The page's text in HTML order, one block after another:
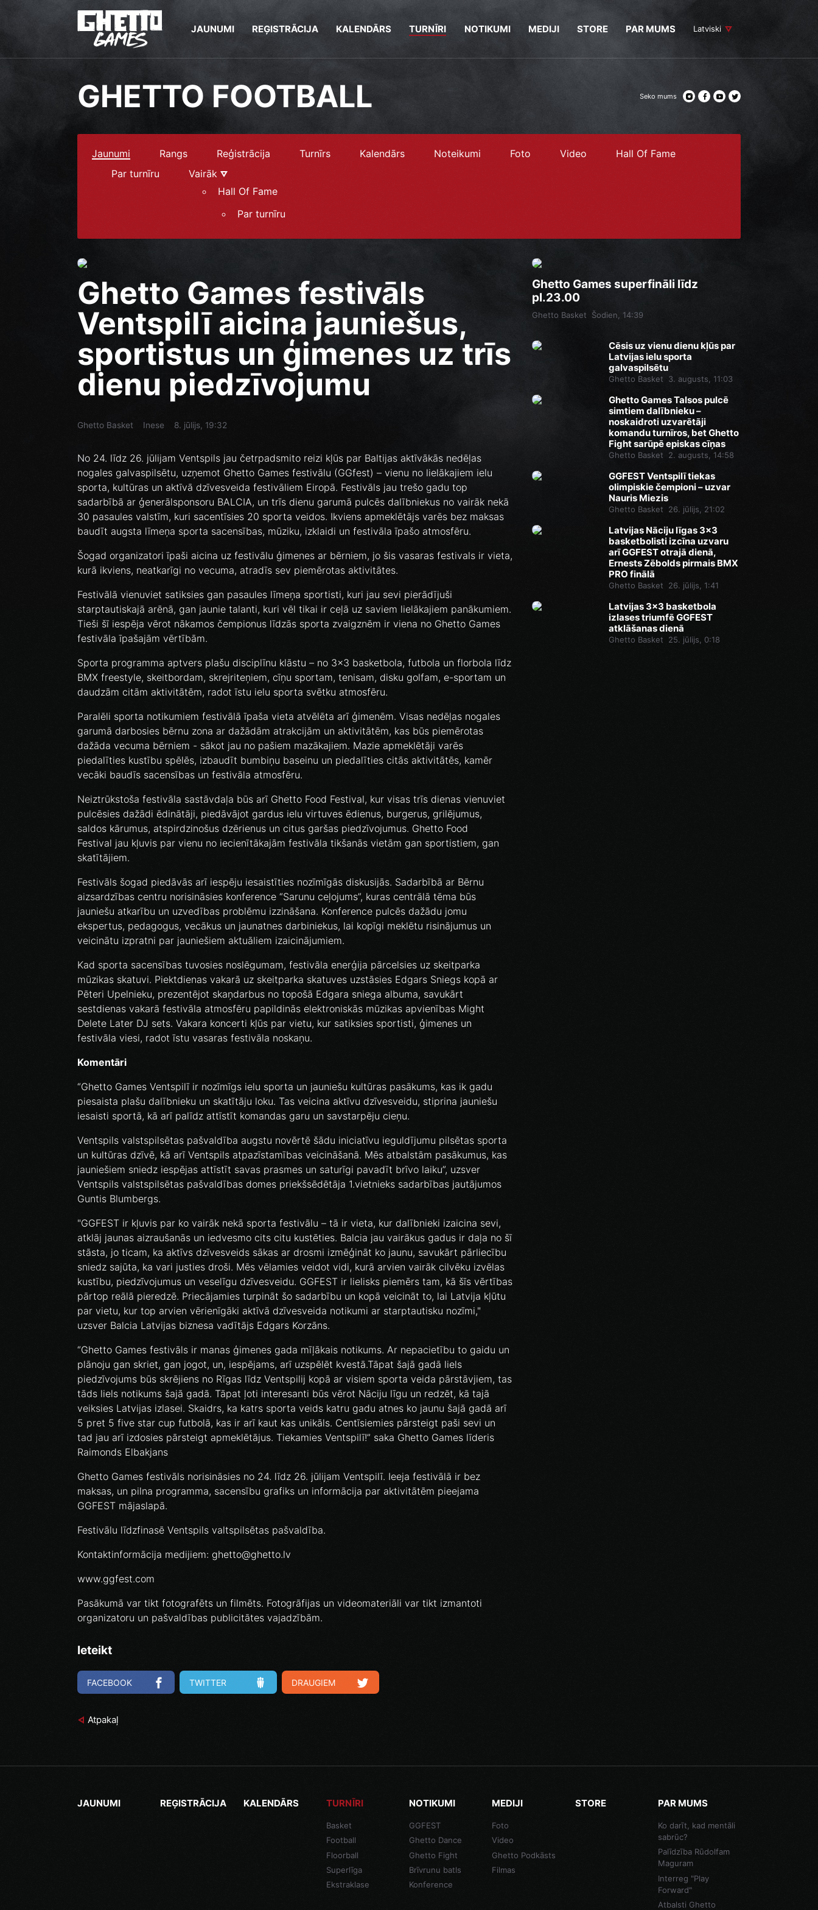
JAUNUMI REĢISTRĀCIJA KALENDĀRS TURNĪRI NOTIKUMI MEDIJI STORE PAR MUMS Latviski
GHETTO FOOTBALL Seko mums
Jaunumi Rangs Reģistrācija Turnīrs Kalendārs Noteikumi Foto Video
Hall Of Fame
Par turnīru
Vairāk
Hall Of Fame
Par turnīru
Ghetto Games festivāls
Ventspilī aicina jauniešus,
sportistus un ģimenes uz trīs
dienu piedzīvojumu
Ghetto Basket Inese 8. jūlijs, 19:32
No 24. līdz 26. jūlijam Ventspils jau četrpadsmito reizi kļūs par Baltijas aktīvākās nedēļas
nogales galvaspilsētu, uzņemot Ghetto Games festivālu (GGfest) – vienu no lielākajiem ielu
sporta, kultūras un aktīvā dzīvesveida festivāliem Eiropā. Festivāls jau trešo gadu top
sadarbībā ar ģenerālsponsoru BALCIA, un trīs dienu garumā pulcēs dalībniekus no vairāk nekā
30 pasaules valstīm, kuri sacentīsies 20 sporta veidos. Ikviens apmeklētājs varēs bez maksas
baudīt augsta līmeņa sporta sacensības, mūziku, izklaidi un festivāla īpašo atmosfēru.
Šogad organizatori īpaši aicina uz festivālu ģimenes ar bērniem, jo šis vasaras festivals ir vieta,
kurā ikviens, neatkarīgi no vecuma, atradīs sev piemērotas aktivitātes.
Festivālā vienuviet satiksies gan pasaules līmeņa sportisti, kuri jau sevi pierādījuši
starptautiskajā arēnā, gan jaunie talanti, kuri vēl tikai ir ceļā uz saviem lielākajiem panākumiem.
Tieši šī iespēja vērot nākamos čempionus līdzās sporta zvaigznēm ir viena no Ghetto Games
festivāla īpašajām vērtībām.
Sporta programma aptvers plašu disciplīnu klāstu – no 3x3 basketbola, futbola un florbola līdz
BMX freestyle, skeitbordam, skrejriteņiem, cīņu sportam, tenisam, disku golfam, e-sportam un
daudzām citām aktivitātēm, radot īstu ielu sporta svētku atmosfēru.
Paralēli sporta notikumiem festivālā īpaša vieta atvēlēta arī ģimenēm. Visas nedēļas nogales
garumā darbosies bērnu zona ar dažādām atrakcijām un aktivitātēm, kas būs piemērotas
dažāda vecuma bērniem - sākot jau no pašiem mazākajiem. Mazie apmeklētāji varēs
piedalīties kustību spēlēs, izbaudīt bumbiņu baseinu un piedalīties citās aktivitātēs, kamēr
vecāki baudīs sacensības un festivāla atmosfēru.
Neiztrūkstoša festivāla sastāvdaļa būs arī Ghetto Food Festival, kur visas trīs dienas vienuviet
pulcēsies dažādi ēdinātāji, piedāvājot gardus ielu virtuves ēdienus, burgerus, grilējumus,
saldos kārumus, atspirdzinošus dzērienus un citus garšas piedzīvojumus. Ghetto Food
Festival jau kļuvis par vienu no iecienītākajām festivāla tikšanās vietām gan sportistiem, gan
skatītājiem.
Festivāls šogad piedāvās arī iespēju iesaistīties nozīmīgās diskusijās. Sadarbībā ar Bērnu
aizsardzības centru norisināsies konference “Sarunu ceļojums”, kuras centrālā tēma būs
jauniešu atkarību un uzvedības problēmu izzināšana. Konference pulcēs dažādu jomu
ekspertus, pedagogus, vecākus un jaunatnes darbiniekus, lai kopīgi meklētu risinājumus un
veicinātu izpratni par jauniešiem aktuāliem izaicinājumiem.
Kad sporta sacensības tuvosies noslēgumam, festivāla enerģija pārcelsies uz skeitparka
mūzikas skatuvi. Piektdienas vakarā uz skeitparka skatuves uzstāsies Edgars Sniegs kopā ar
Pēteri Upelnieku, prezentējot skaņdarbus no topošā Edgara sniega albuma, savukārt
sestdienas vakarā festivāla atmosfēru papildinās elektroniskās mūzikas apvienības Might
Delete Later DJ sets. Vakara koncerti kļūs par vietu, kur satiksies sportisti, ģimenes un
festivāla viesi, radot īstu vasaras festivāla noskaņu.
Komentāri
“Ghetto Games Ventspilī ir nozīmīgs ielu sporta un jauniešu kultūras pasākums, kas ik gadu
piesaista plašu dalībnieku un skatītāju loku. Tas veicina aktīvu dzīvesveidu, stiprina jauniešu
iesaisti sportā, kā arī palīdz attīstīt komandas garu un savstarpēju cieņu.
Ventspils valstspilsētas pašvaldība augstu novērtē šādu iniciatīvu ieguldījumu pilsētas sporta
un kultūras dzīvē, kā arī Ventspils atpazīstamības veicināšanā. Mēs atbalstām pasākumus, kas
jauniešiem sniedz iespējas attīstīt savas prasmes un saturīgi pavadīt brīvo laiku”, uzsver
Ventspils valstspilsētas pašvaldības domes priekšsēdētāja 1.vietnieks sadarbības jautājumos
Guntis Blumbergs.
"GGFEST ir kļuvis par ko vairāk nekā sporta festivālu – tā ir vieta, kur dalībnieki izaicina sevi,
atklāj jaunas aizraušanās un iedvesmo cits citu kustēties. Balcia jau vairākus gadus ir daļa no šī
stāsta, jo ticam, ka aktīvs dzīvesveids sākas ar drosmi izmēģināt ko jaunu, savukārt pārliecību
sniedz sajūta, ka vari justies droši. Mēs vēlamies veidot vidi, kurā arvien vairāk cilvēku izvēlas
kustību, piedzīvojumus un veselīgu dzīvesveidu. GGFEST ir lielisks piemērs tam, kā šīs vērtības
pārtop reālā pieredzē. Priecājamies turpināt šo sadarbību un kopā veicināt to, lai Latvija kļūtu
par vietu, kur top arvien vērienīgāki aktīvā dzīvesveida notikumi ar starptautisku nozīmi,"
uzsver Balcia Latvijas biznesa vadītājs Edgars Korzāns.
“Ghetto Games festivāls ir manas ģimenes gada mīļākais notikums. Ar nepacietību to gaidu un
plānoju gan skriet, gan jogot, un, iespējams, arī uzspēlēt kvestā.Tāpat šajā gadā liels
piedzīvojums būs skrējiens no Rīgas līdz Ventspilij kopā ar visiem sporta veida pārstāvjiem, tas
tāds liels notikums šajā gadā. Tāpat ļoti interesanti būs vērot Nāciju līgu un redzēt, kā tajā
veiksies Latvijas izlasei. Skaidrs, ka katrs sporta veids katru gadu atnes ko jaunu šajā gadā arī
5 pret 5 five star cup futbolā, kas ir arī kaut kas unikāls. Centīsiemies pārsteigt paši sevi un
tad jau arī izdosies pārsteigt apmeklētājus. Tiekamies Ventspilī!” saka Ghetto Games līderis
Raimonds Elbakjans
Ghetto Games festivāls norisināsies no 24. līdz 26. jūlijam Ventspilī. Ieeja festivālā ir bez
maksas, un pilna programma, sacensību grafiks un informācija par aktivitātēm pieejama
GGFEST mājaslapā.
Festivālu līdzfinasē Ventspils valtspilsētas pašvaldība.
Kontaktinformācija medijiem: ghetto@ghetto.lv
www.ggfest.com
Pasākumā var tikt fotografēts un filmēts. Fotogrāfijas un videomateriāli var tikt izmantoti
organizatoru un pašvaldības publicitātes vajadzībām.
Ieteikt
FACEBOOK TWITTER DRAUGIEM
Atpakaļ
Ghetto Games superfināli līdz
pl.23.00
Ghetto Basket Šodien, 14:39
Cēsis uz vienu dienu kļūs par
Latvijas ielu sporta
galvaspilsētu
Ghetto Basket 3. augusts, 11:03
Ghetto Games Talsos pulcē
simtiem dalībnieku –
noskaidroti uzvarētāji
komandu turnīros, bet Ghetto
Fight sarūpē episkas cīņas
Ghetto Basket 2. augusts, 14:58
GGFEST Ventspilī tiekas
olimpiskie čempioni – uzvar
Nauris Miezis
Ghetto Basket 26. jūlijs, 21:02
Latvijas Nāciju līgas 3x3
basketbolisti izcīna uzvaru
arī GGFEST otrajā dienā,
Ernests Zēbolds pirmais BMX
PRO finālā
Ghetto Basket 26. jūlijs, 1:41
Latvijas 3x3 basketbola
izlases triumfē GGFEST
atklāšanas dienā
Ghetto Basket 25. jūlijs, 0:18
JAUNUMI REĢISTRĀCIJA KALENDĀRS TURNĪRI
Basket
Football
Floorball
Superlīga
Ekstraklase
NOTIKUMI
GGFEST
Ghetto Dance
Ghetto Fight
Brīvrunu batls
Konference
MEDIJI
Foto
Video
Ghetto Podkāsts
Filmas
STORE PAR MUMS
Ko darīt, kad mentāli
sabrūc?
Palīdzība Rūdolfam
Maguram
Interreg "Play
Forward"
Atbalsti Ghetto